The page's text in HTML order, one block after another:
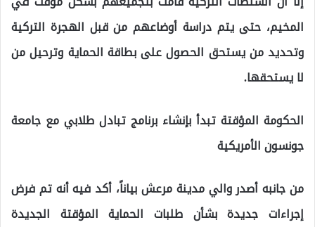
المخيم، حتى يتم دراسة أوضاعهم من قبل الهجرة التركية
وتحديد من يستحق الحصول على بطاقة الحماية وترحيل من
لا يستحقها.
الحكومة المؤقتة تبدأ بإنشاء برنامج تبادل طلابي مع جامعة
جونسون الأمريكية
من جانبه أصدر والي مدينة مرعش بياناً، أكد فيه أنه تم فرض
إجراءات جديدة بشأن طلبات الحماية المؤقتة الجديدة